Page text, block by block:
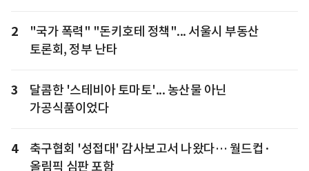
2
"국가 폭력" "돈키호테 정책"... 서울시 부동산
토론회, 정부 난타
3
달콤한 '스테비아 토마토'... 농산물 아닌
가공식품이었다
4
축구협회 '성접대' 감사보고서 나왔다… 월드컵·
올림픽 심판 포함